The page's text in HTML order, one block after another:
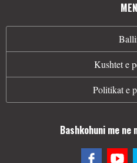
Kushtet e
Politikat e
Bashkohuni me